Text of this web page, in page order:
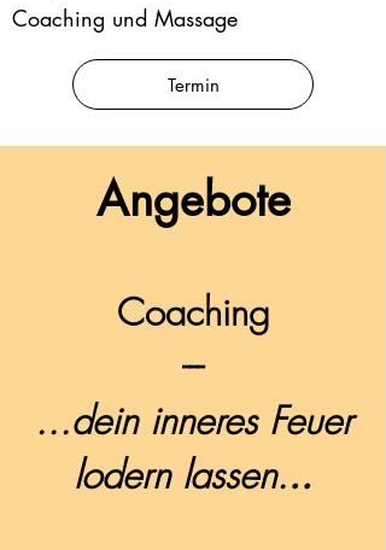
Coaching und Massage
Termin
Angebote
Coaching
---
...dein inneres Feuer
lodern lassen...